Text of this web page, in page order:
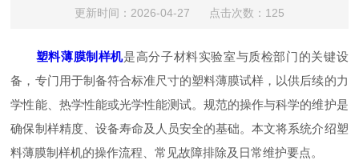
更新时间：2026-04-27 点击次数：125
塑料薄膜制样机是高分子材料实验室与质检部门的关键设
备，专门用于制备符合标准尺寸的塑料薄膜试样，以供后续的力
学性能、热学性能或光学性能测试。规范的操作与科学的维护是
确保制样精度、设备寿命及人员安全的基础。本文将系统介绍塑
料薄膜制样机的操作流程、常见故障排除及日常维护要点。